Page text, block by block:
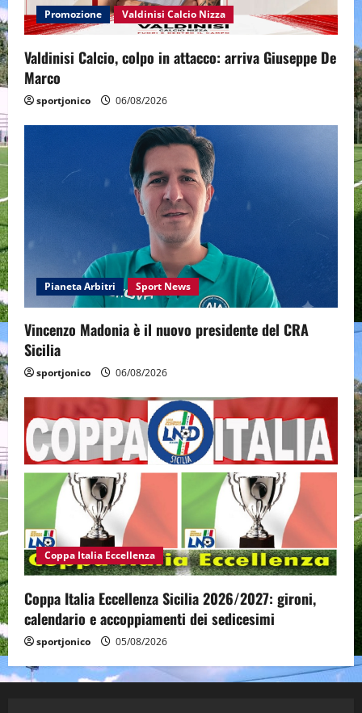
Promozione Valdinisi Calcio Nizza
Valdinisi Calcio, colpo in attacco: arriva Giuseppe De
Marco
sportjonico 06/08/2026
Pianeta Arbitri Sport News
Vincenzo Madonia è il nuovo presidente del CRA
Sicilia
sportjonico 06/08/2026
Coppa Italia Eccellenza
Coppa Italia Eccellenza Sicilia 2026/2027: gironi,
calendario e accoppiamenti dei sedicesimi
sportjonico 05/08/2026